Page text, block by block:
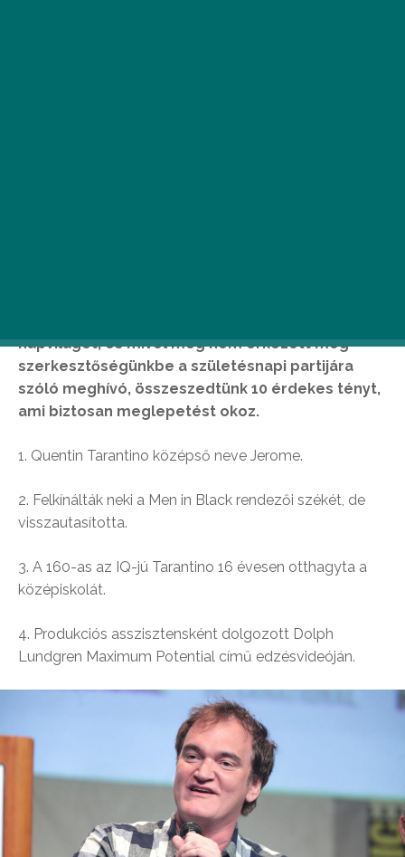
napvilágot, és mivel még nem érkezett meg
szerkesztőségünkbe a születésnapi partijára
szóló meghívó, összeszedtünk 10 érdekes tényt,
ami biztosan meglepetést okoz.
1. Quentin Tarantino középső neve Jerome.
2. Felkínálták neki a Men in Black rendezői székét, de
visszautasította.
3. A 160-as az IQ-jú Tarantino 16 évesen otthagyta a
középiskolát.
4. Produkciós asszisztensként dolgozott Dolph
Lundgren Maximum Potential című edzésvideóján.